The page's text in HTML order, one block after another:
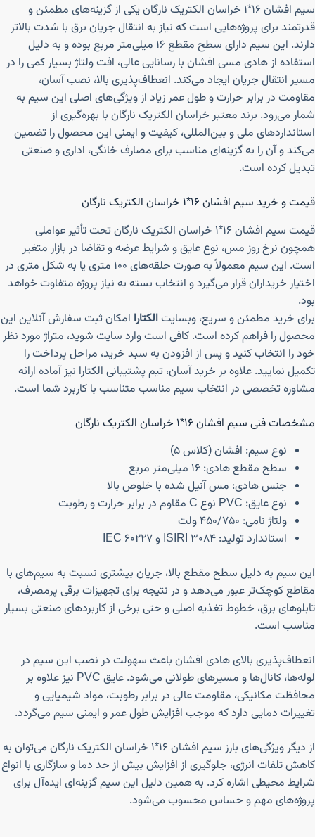
سیم افشان ۱۶*۱ خراسان الکتریک نارگان یکی از گزینه‌های مطمئن و
قدرتمند برای پروژه‌هایی است که نیاز به انتقال جریان برق با شدت بالاتر
دارند. این سیم دارای سطح مقطع ۱۶ میلی‌متر مربع بوده و به دلیل
استفاده از هادی مسی افشان با رسانایی عالی، افت ولتاژ بسیار کمی را در
مسیر انتقال جریان ایجاد می‌کند. انعطاف‌پذیری بالا، نصب آسان،
مقاومت در برابر حرارت و طول عمر زیاد از ویژگی‌های اصلی این سیم به
شمار می‌رود. برند معتبر خراسان الکتریک نارگان با بهره‌گیری از
استانداردهای ملی و بین‌المللی، کیفیت و ایمنی این محصول را تضمین
می‌کند و آن را به گزینه‌ای مناسب برای مصارف خانگی، اداری و صنعتی
تبدیل کرده است.
قیمت و خرید سیم افشان ۱۶*۱ خراسان الکتریک نارگان
قیمت سیم افشان ۱۶*۱ خراسان الکتریک نارگان تحت تأثیر عواملی
همچون نرخ روز مس، نوع عایق و شرایط عرضه و تقاضا در بازار متغیر
است. این سیم معمولاً به صورت حلقه‌های ۱۰۰ متری یا به شکل متری در
اختیار خریداران قرار می‌گیرد و انتخاب بسته به نیاز پروژه متفاوت خواهد
بود.
برای خرید مطمئن و سریع، وبسایتالکتارا امکان ثبت سفارش آنلاین این
محصول را فراهم کرده است. کافی است وارد سایت شوید، متراژ مورد نظر
خود را انتخاب کنید و پس از افزودن به سبد خرید، مراحل پرداخت را
تکمیل نمایید. علاوه بر خرید آسان، تیم پشتیبانی الکتارا نیز آماده ارائه
مشاوره تخصصی در انتخاب سیم مناسب متناسب با کاربرد شما است.
مشخصات فنی سیم افشان ۱۶*۱ خراسان الکتریک نارگان
نوع سیم: افشان (کلاس ۵)
سطح مقطع هادی: ۱۶ میلی‌متر مربع
جنس هادی: مس آنیل شده با خلوص بالا
نوع عایق: PVC نوع C مقاوم در برابر حرارت و رطوبت
ولتاژ نامی: ۴۵۰/۷۵۰ ولت
استاندارد تولید: ISIRI 3084 و IEC 60227
این سیم به دلیل سطح مقطع بالا، جریان بیشتری نسبت به سیم‌های با
مقاطع کوچک‌تر عبور می‌دهد و در نتیجه برای تجهیزات برقی پرمصرف،
تابلوهای برق، خطوط تغذیه اصلی و حتی برخی از کاربردهای صنعتی بسیار
مناسب است.
انعطاف‌پذیری بالای هادی افشان باعث سهولت در نصب این سیم در
لوله‌ها، کانال‌ها و مسیرهای طولانی می‌شود. عایق PVC نیز علاوه بر
محافظت مکانیکی، مقاومت عالی در برابر رطوبت، مواد شیمیایی و
تغییرات دمایی دارد که موجب افزایش طول عمر و ایمنی سیم می‌گردد.
از دیگر ویژگی‌های بارز سیم افشان ۱۶*۱ خراسان الکتریک نارگان می‌توان به
کاهش تلفات انرژی، جلوگیری از افزایش بیش از حد دما و سازگاری با انواع
شرایط محیطی اشاره کرد. به همین دلیل این سیم گزینه‌ای ایده‌آل برای
پروژه‌های مهم و حساس محسوب می‌شود.